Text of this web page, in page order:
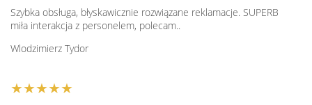
Szybka obsługa, błyskawicznie rozwiązane reklamacje. SUPERB
miła interakcja z personelem, polecam..
Wlodzimierz Tydor
★★★★★